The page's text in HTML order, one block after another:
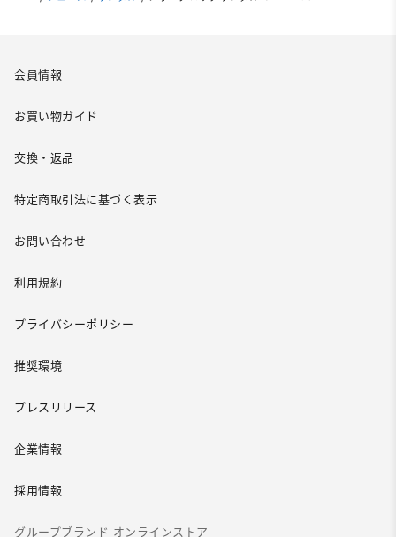
会員情報
お買い物ガイド
交換・返品
特定商取引法に基づく表示
お問い合わせ
利用規約
プライバシーポリシー
推奨環境
プレスリリース
企業情報
採用情報
グループブランド オンラインストア